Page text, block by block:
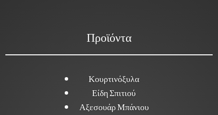
Προϊόντα
Κουρτινόξυλα
Είδη Σπιτιού
Αξεσουάρ Μπάνιου